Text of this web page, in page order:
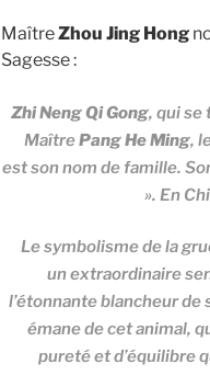
MaîtreZhou Jing Hong
Sagesse :
Zhi Neng Qi Gong, qui se
MaîtrePang He Ming,
est son nom de famille.
». En
Le symbolisme de la
un extraordinaire
l’étonnante blancheur
émane de cet animal,
pureté et d’équilibre